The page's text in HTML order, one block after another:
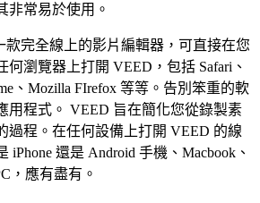
非常易於使用。
款完全線上的影片編輯器，可直接在您
何瀏覽器上打開 VEED，包括 Safari、
、Mozilla FIrefox 等等。告別笨重的軟
用程式。 VEED 旨在簡化您從錄製素
過程。在任何設備上打開 VEED 的線
iPhone 還是 Android 手機、Macbook、
，應有盡有。